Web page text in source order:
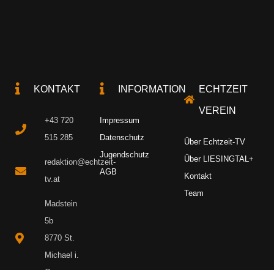
KONTAKT
+43 720
515 285
redaktion@echtzeit-
tv.at
Madstein
5b
8770 St.
Michael i.
INFORMATION
Impressum
Datenschutz
Jugendschutz
AGB
ECHTZEIT
VEREIN
Über Echtzeit-TV
Über LIESINGTAL+
Kontakt
Team